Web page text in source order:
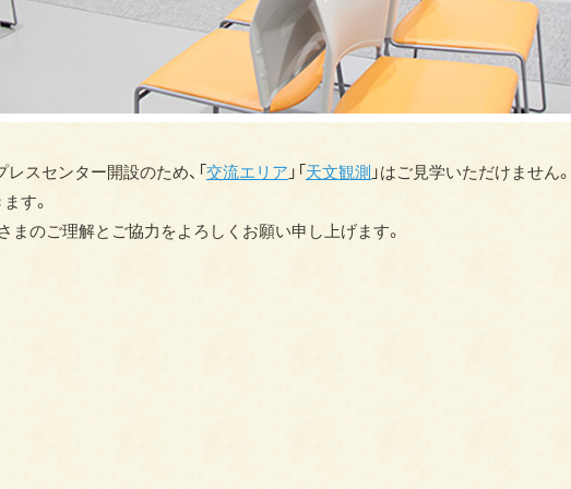
レスセンター開設のため、「交流エリア」「天文観測」はご見学いただけません。
す。
まのご理解とご協力をよろしくお願い申し上げます。